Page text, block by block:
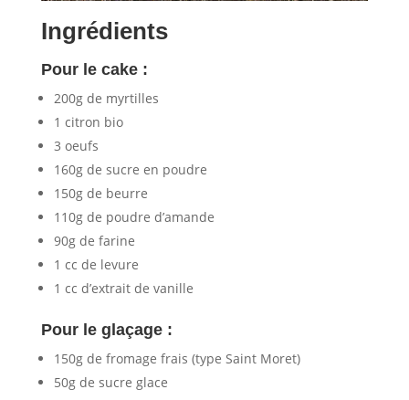
Ingrédients
Pour le cake :
200g de myrtilles
1 citron bio
3 oeufs
160g de sucre en poudre
150g de beurre
110g de poudre d’amande
90g de farine
1 cc de levure
1 cc d’extrait de vanille
Pour le glaçage :
150g de fromage frais (type Saint Moret)
50g de sucre glace